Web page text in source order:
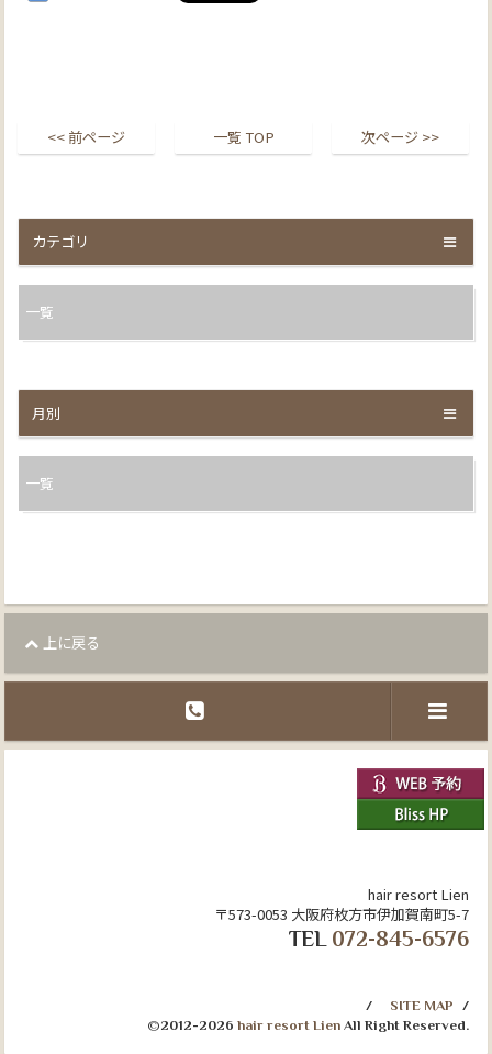
<< 前ページ 一覧 TOP 次ページ >>
カテゴリ
一覧
月別
一覧
上に戻る
hair resort Lien
〒573-0053 大阪府枚方市伊加賀南町5-7
TEL 072-845-6576
SITE MAP
©2012-2026hair resort Lien All Right Reserved.